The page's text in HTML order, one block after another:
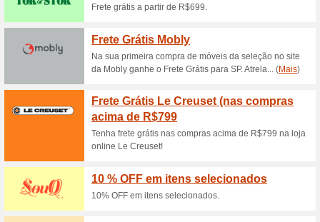
Sementes com até 25 % de
código de desconto é
Assine a Newsletter
as
70% funcionou